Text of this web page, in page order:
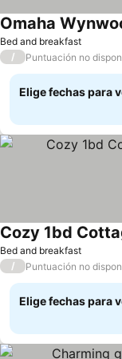
Bed and breakfast
Omaha
/ Puntuación no
Elige fechas para
Bed and breakfast
Cozy 1bd
/ Puntuación no
Elige fechas para